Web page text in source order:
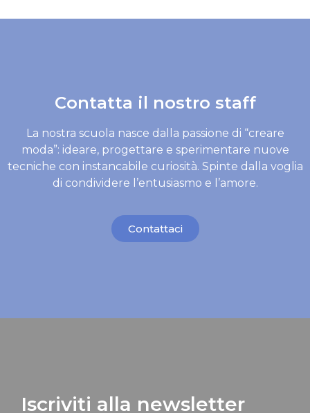
Contatta il nostro staff
La nostra scuola nasce dalla passione di “creare
moda”: ideare, progettare e sperimentare nuove
tecniche con instancabile curiosità. Spinte dalla voglia
di condividere l’entusiasmo e l’amore.
Contattaci
Iscriviti alla newsletter